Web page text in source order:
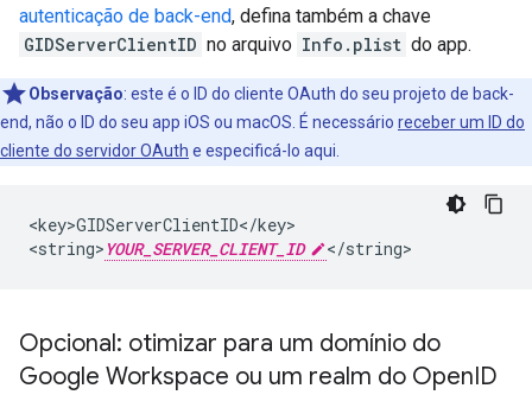
autenticação de back-end, defina também a chave
GIDServerClientID no arquivo Info.plist do app.
Observação: este é o ID do cliente OAuth do seu projeto de back-
end, não o ID do seu app iOS ou macOS. É necessário receber um ID do
cliente do servidor OAuth e especificá-lo aqui.
<key>GIDServerClientID</key>
<string> YOUR_SERVER_CLIENT_ID </string>
Opcional: otimizar para um domínio do
Google Workspace ou um realm do OpenID